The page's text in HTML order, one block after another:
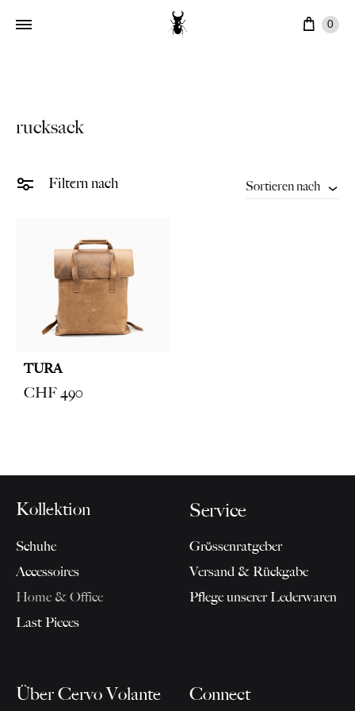
0
rucksack
Filtern nach Sortieren nach
TURA
CHF490
Kollektion
Schuhe
Accessoires
Home & Office
Last Pieces
Service
Grössenratgeber
Versand & Rückgabe
Pflege unserer Lederwaren
Über Cervo Volante Connect